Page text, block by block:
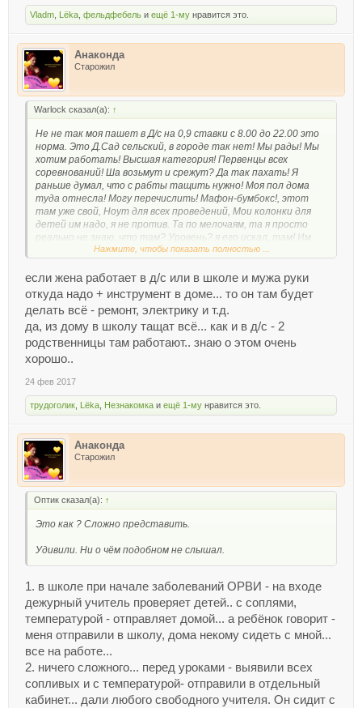
Vladm Lёka фельдфебель и ещё 1-му нравится это.
Анаконда
Старожил
Warlock сказал(а): ↑
Не не так моя пашет в Д/с на 0,9 ставки с 8.00 до 22.00 это
норма. Это Д.Сад сельский, в городе так нет! Мы рады! Мы
хотим работать! Высшая категория! Первенцы всех
соревнований! Ша возьмут и срежут? Да так пахать! Я
раньше думал, что с рабты тащить нужно! Моя пол дома
туда отнесла! Могу перечислить! Мафон-бумбокс!, этот
там уже свой, Ноут для всех проведений, Мои колонки для
детей им надо, я не против. Та по мелочаям, та я просто
реально не знаю, что там? Уровень? я его искал, там! Им
надо! Фонарик галогеннвый? Он? Там он!!! смотрят им в
там! К стати где дрель?
Нажмите, чтобы показать полностью ...
если жена работает в д/с или в школе и мужа руки
откуда надо + инструмент в доме... то он там будет
делать всё - ремонт, электрику и т.д.
да, из дому в школу тащат всё... как и в д/с - 2
родственницы там работают.. знаю о этом очень
хорошо..
24 фев 2017
трудоголик Lёka Незнакомка и ещё 1-му нравится это.
Анаконда
Старожил
Оптик сказал(а): ↑
Это как ? Сложно представить.
Удивили. Ни о чём подобном не слышал.
1. в школе при начале заболеваний ОРВИ - на входе
дежурный учитель проверяет детей.. с соплями,
температурой - отправляет домой... а ребёнок говорит -
меня отправили в школу, дома некому сидеть с мной...
все на работе...
2. ничего сложного... перед уроками - выявили всех
сопливых и с температурой- отправили в отдельный
кабинет... дали любого свободного учителя. Он сидит с